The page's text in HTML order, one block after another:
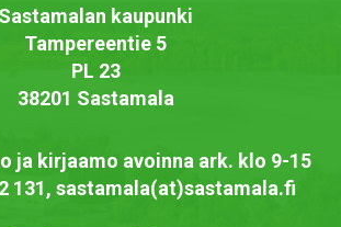
Sastamalan kaupunki
Tampereentie 5
PL 23
38201 Sastamala
ja kirjaamo avoinna ark. klo 9-15
131, sastamala(at)sastamala.fi